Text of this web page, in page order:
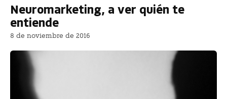
Neuromarketing, a ver quién te
entiende
8 de noviembre de 2016